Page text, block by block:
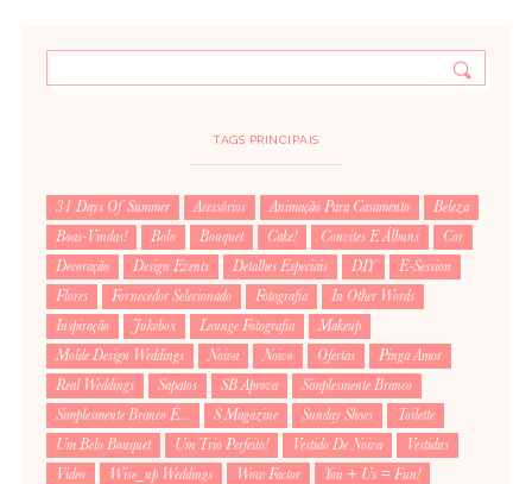
TAGS PRINCIPAIS
31 Days Of Summer Acessórios Animação Para Casamento
Beleza
Boas-Vindas!
Bolo Bouquet Cake! Convites E Álbuns
Cor
Decoração
Design Events Detalhes Especiais DIY
E-Session
Flores
Fornecedor Selecionado Fotografia
In Other Words
Inspiração
Jukebox Lounge Fotografia
Makeup
Molde Design Weddings
Noiva Noivo Ofertas
Pinga Amor
Real Weddings
Sapatos SB Aprova
Simplesmente Branco
Simplesmente Branco É...
S Magazine Sunday Shoes
Toilette
Um Belo Bouquet
Um Trio Perfeito! Vestido De Noiva
Vestidus
Video
Wise_up Weddings Wow Factor
You + Us = Fun!